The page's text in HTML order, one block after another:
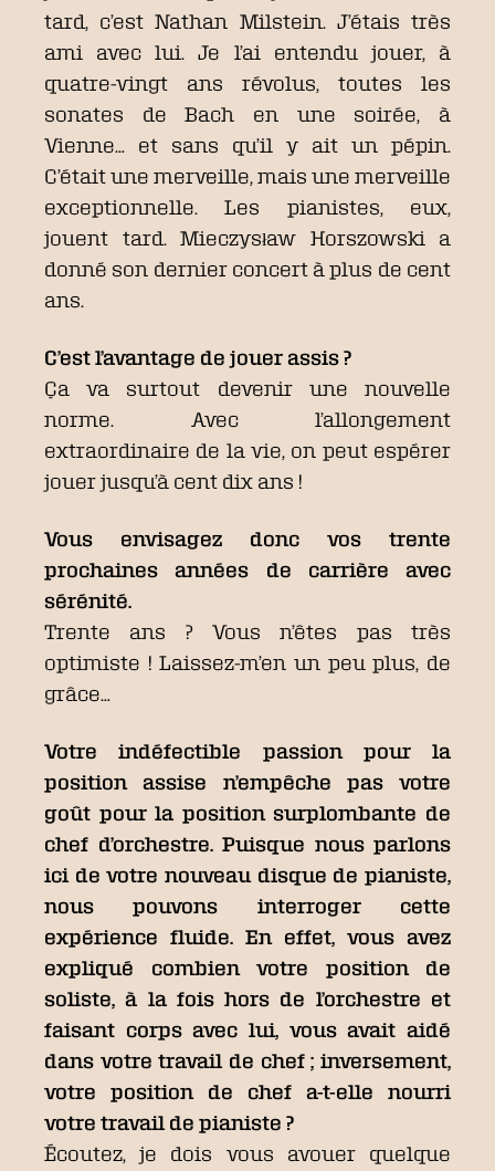
tard, c’est Nathan Milstein. J’étais très
ami avec lui. Je l’ai entendu jouer, à
quatre-vingt ans révolus, toutes les
sonates de Bach en une soirée, à
Vienne… et sans qu’il y ait un pépin.
C’était une merveille, mais une merveille
exceptionnelle. Les pianistes, eux,
jouent tard. Mieczysław Horszowski a
donné son dernier concert à plus de cent
ans.
C’est l’avantage de jouer assis ?
Ça va surtout devenir une nouvelle
norme. Avec l’allongement
extraordinaire de la vie, on peut espérer
jouer jusqu’à cent dix ans !
Vous envisagez donc vos trente
prochaines années de carrière avec
sérénité.
Trente ans ? Vous n’êtes pas très
optimiste ! Laissez-m’en un peu plus, de
grâce…
Votre indéfectible passion pour la
position assise n’empêche pas votre
goût pour la position surplombante de
chef d’orchestre. Puisque nous parlons
ici de votre nouveau disque de pianiste,
nous pouvons interroger cette
expérience fluide. En effet, vous avez
expliqué combien votre position de
soliste, à la fois hors de l’orchestre et
faisant corps avec lui, vous avait aidé
dans votre travail de chef ; inversement,
votre position de chef a-t-elle nourri
votre travail de pianiste ?
Écoutez, je dois vous avouer quelque